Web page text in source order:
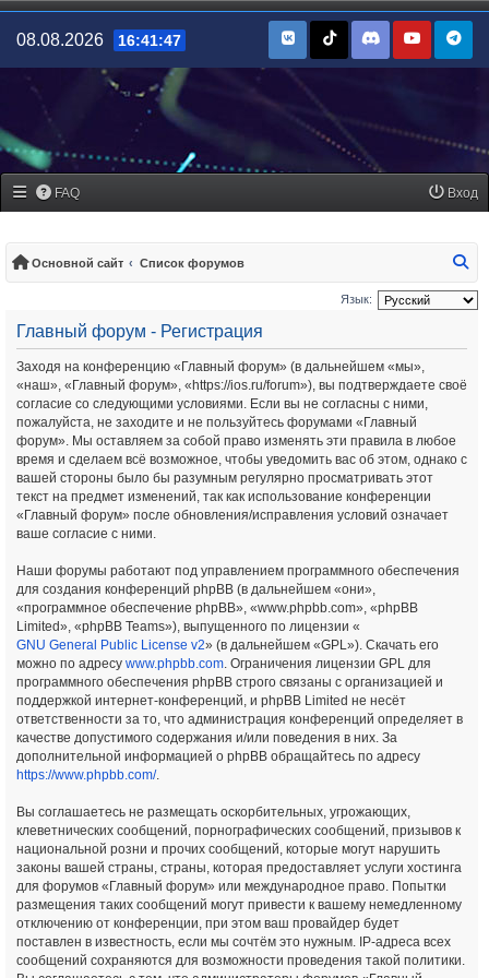
08.08.2026 16:41:47
FAQ Вход
Основной сайт Список форумов
Язык:
Главный форум - Регистрация
Заходя на конференцию «Главный форум» (в дальнейшем «мы»,
«наш», «Главный форум», «https://ios.ru/forum»), вы подтверждаете своё
согласие со следующими условиями. Если вы не согласны с ними,
пожалуйста, не заходите и не пользуйтесь форумами «Главный
форум». Мы оставляем за собой право изменять эти правила в любое
время и сделаем всё возможное, чтобы уведомить вас об этом, однако с
вашей стороны было бы разумным регулярно просматривать этот
текст на предмет изменений, так как использование конференции
«Главный форум» после обновления/исправления условий означает
ваше согласие с ними.
Наши форумы работают под управлением программного обеспечения
для создания конференций phpBB (в дальнейшем «они»,
«программное обеспечение phpBB», «www.phpbb.com», «phpBB
Limited», «phpBB Teams»), выпущенного по лицензии «
GNU General Public License v2» (в дальнейшем «GPL»). Скачать его
можно по адресу www.phpbb.com. Ограничения лицензии GPL для
программного обеспечения phpBB строго связаны с организацией и
поддержкой интернет-конференций, и phpBB Limited не несёт
ответственности за то, что администрация конференций определяет в
качестве допустимого содержания и/или поведения в них. За
дополнительной информацией о phpBB обращайтесь по адресу
https://www.phpbb.com/.
Вы соглашаетесь не размещать оскорбительных, угрожающих,
клеветнических сообщений, порнографических сообщений, призывов к
национальной розни и прочих сообщений, которые могут нарушить
законы вашей страны, страны, которая предоставляет услуги хостинга
для форумов «Главный форум» или международное право. Попытки
размещения таких сообщений могут привести к вашему немедленному
отключению от конференции, при этом ваш провайдер будет
поставлен в известность, если мы сочтём это нужным. IP-адреса всех
сообщений сохраняются для возможности проведения такой политики.